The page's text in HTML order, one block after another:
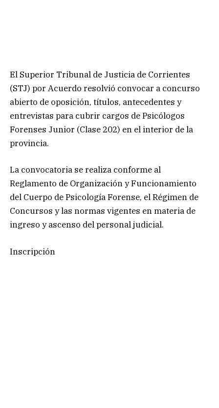
El Superior Tribunal de Justicia de Corrientes
(STJ) por Acuerdo resolvió convocar a concurso
abierto de oposición, títulos, antecedentes y
entrevistas para cubrir cargos de Psicólogos
Forenses Junior (Clase 202) en el interior de la
provincia.
La convocatoria se realiza conforme al
Reglamento de Organización y Funcionamiento
del Cuerpo de Psicología Forense, el Régimen de
Concursos y las normas vigentes en materia de
ingreso y ascenso del personal judicial.
Inscripción